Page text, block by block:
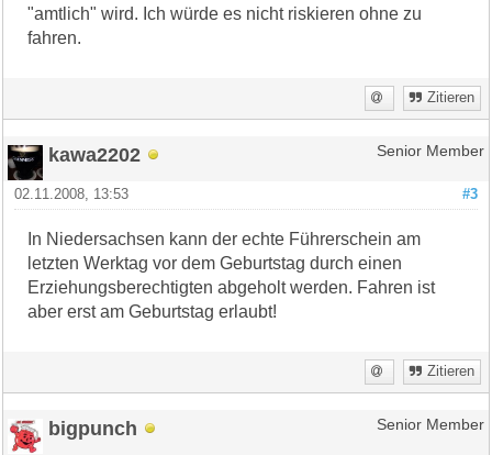
"amtlich" wird. Ich würde es nicht riskieren ohne zu
fahren.
Zitieren
kawa2202 Senior Member
#3
02.11.2008, 13:53
In Niedersachsen kann der echte Führerschein am
letzten Werktag vor dem Geburtstag durch einen
Erziehungsberechtigten abgeholt werden. Fahren ist
aber erst am Geburtstag erlaubt!
Zitieren
bigpunch Senior Member